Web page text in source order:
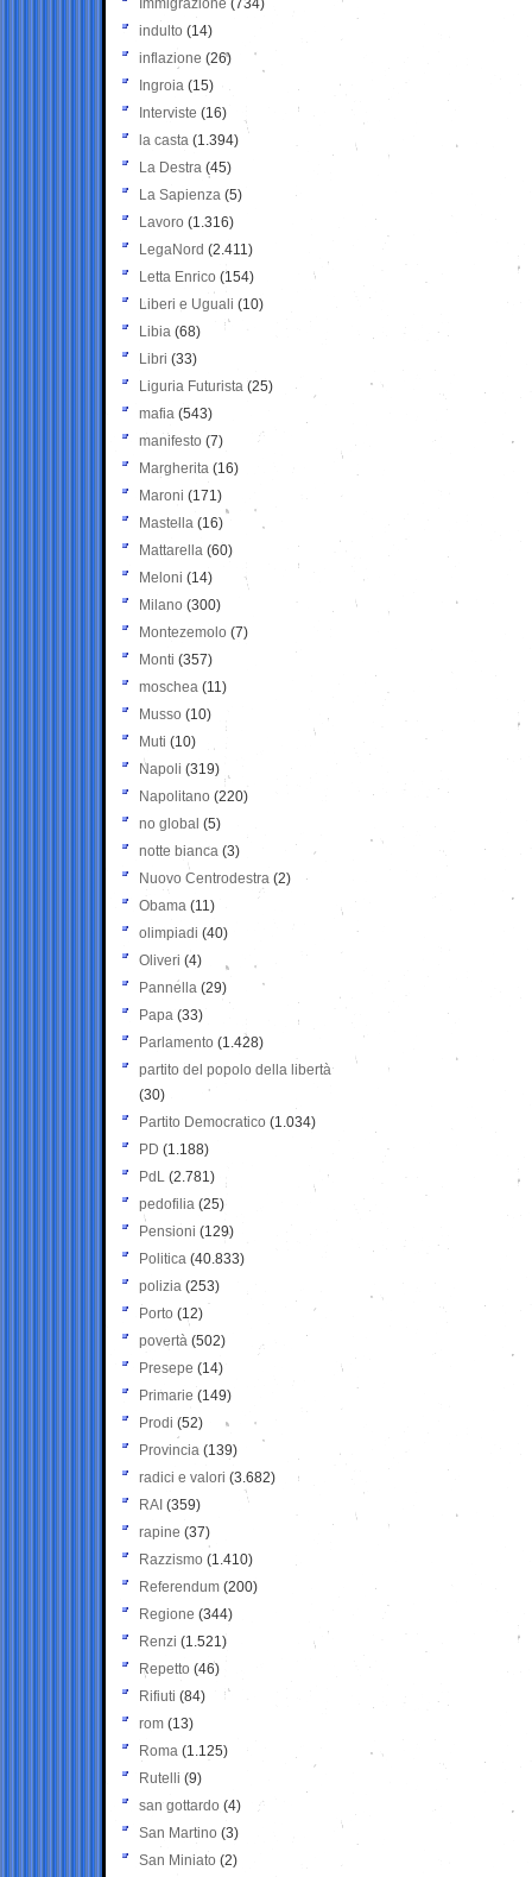
Immigrazione (734)
indulto (14)
inflazione (26)
Ingroia (15)
Interviste (16)
la casta (1.394)
La Destra (45)
La Sapienza (5)
Lavoro (1.316)
LegaNord (2.411)
Letta Enrico (154)
Liberi e Uguali (10)
Libia (68)
Libri (33)
Liguria Futurista (25)
mafia (543)
manifesto (7)
Margherita (16)
Maroni (171)
Mastella (16)
Mattarella (60)
Meloni (14)
Milano (300)
Montezemolo (7)
Monti (357)
moschea (11)
Musso (10)
Muti (10)
Napoli (319)
Napolitano (220)
no global (5)
notte bianca (3)
Nuovo Centrodestra (2)
Obama (11)
olimpiadi (40)
Oliveri (4)
Pannella (29)
Papa (33)
Parlamento (1.428)
partito del popolo della libertà
(30)
Partito Democratico (1.034)
PD (1.188)
PdL (2.781)
pedofilia (25)
Pensioni (129)
Politica (40.833)
polizia (253)
Porto (12)
povertà (502)
Presepe (14)
Primarie (149)
Prodi (52)
Provincia (139)
radici e valori (3.682)
RAI (359)
rapine (37)
Razzismo (1.410)
Referendum (200)
Regione (344)
Renzi (1.521)
Repetto (46)
Rifiuti (84)
rom (13)
Roma (1.125)
Rutelli (9)
san gottardo (4)
San Martino (3)
San Miniato (2)